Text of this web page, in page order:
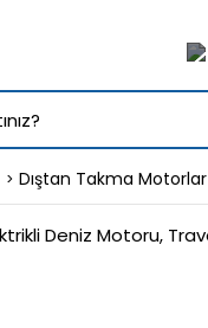
Dıştan Takma Motorlar